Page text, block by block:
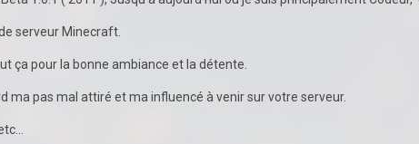
serveur Minecraft.
ça pour la bonne ambiance et la détente.
ma pas mal attiré et ma influencé à venir sur votre serveur.